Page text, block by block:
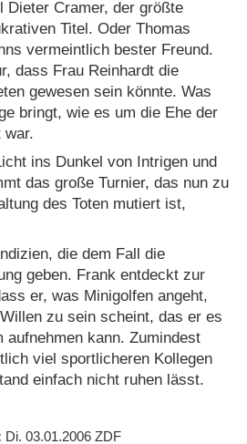
Dieter Cramer, der größte
Titel. Oder Thomas
vermeintlich bester Freund.
dass Frau Reinhardt die
gewesen sein könnte. Was
bringt, wie es um die Ehe der
war.
ins Dunkel von Intrigen und
das große Turnier, das nun zu
des Toten mutiert ist,
die dem Fall die
geben. Frank entdeckt zur
er, was Minigolfen angeht,
zu sein scheint, das er es
aufnehmen kann. Zumindest
viel sportlicheren Kollegen
einfach nicht ruhen lässt.
Di. 03.01.2006 ZDF